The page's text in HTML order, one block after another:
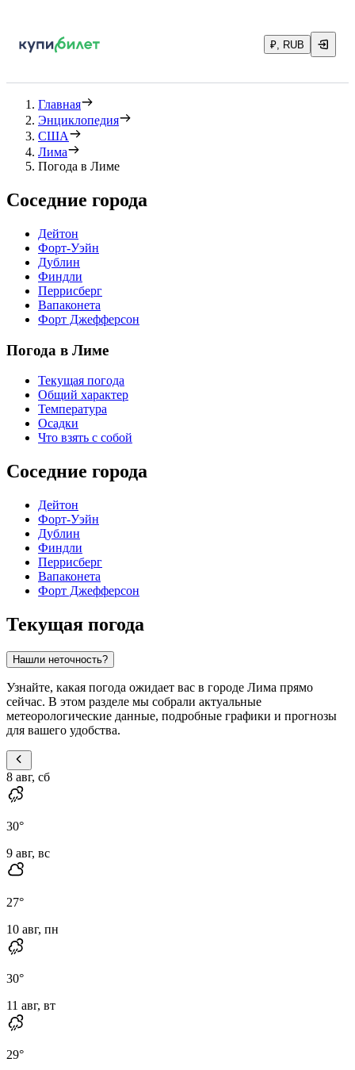
₽, RUB
Главная
Энциклопедия
США
Лима
Погода в Лиме
Соседние города
Дейтон
Форт-Уэйн
Дублин
Финдли
Перрисберг
Вапаконета
Форт Джефферсон
Погода в Лиме
Текущая погода
Общий характер
Температура
Осадки
Что взять с собой
Соседние города
Дейтон
Форт-Уэйн
Дублин
Финдли
Перрисберг
Вапаконета
Форт Джефферсон
Текущая погода
Нашли неточность?
Узнайте, какая погода ожидает вас в городе Лима прямо
сейчас. В этом разделе мы собрали актуальные
метеорологические данные, подробные графики и прогнозы
для вашего удобства.
8 авг, сб
30°
9 авг, вс
27°
10 авг, пн
30°
11 авг, вт
29°